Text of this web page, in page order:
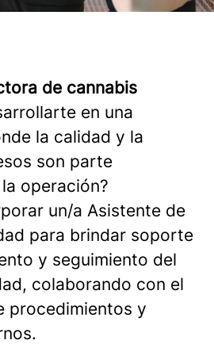
de cannabis
en una
la calidad y la
son parte
operación?
un/a Asistente de
para brindar soporte
y seguimiento del
colaborando con el
procedimientos y